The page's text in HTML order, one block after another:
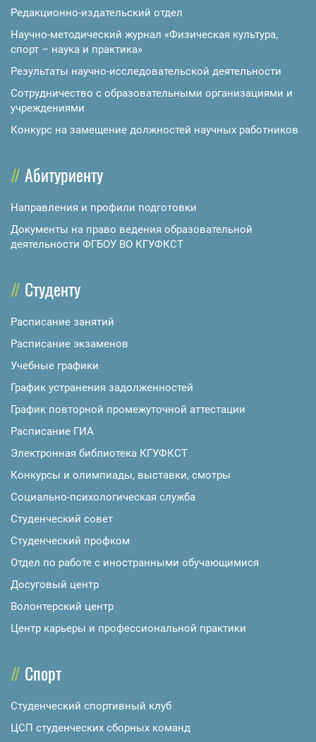
Редакционно-издательский отдел
Научно-методический журнал «Физическая культура,
спорт – наука и практика»
Результаты научно-исследовательской деятельности
Сотрудничество с образовательными организациями и
учреждениями
Конкурс на замещение должностей научных работников
Абитуриенту
Направления и профили подготовки
Документы на право ведения образовательной
деятельности ФГБОУ ВО КГУФКСТ
Студенту
Расписание занятий
Расписание экзаменов
Учебные графики
График устранения задолженностей
График повторной промежуточной аттестации
Расписание ГИА
Электронная библиотека КГУФКСТ
Конкурсы и олимпиады, выставки, смотры
Социально-психологическая служба
Студенческий совет
Студенческий профком
Отдел по работе с иностранными обучающимися
Досуговый центр
Волонтерский центр
Центр карьеры и профессиональной практики
Спорт
Студенческий спортивный клуб
ЦСП студенческих сборных команд